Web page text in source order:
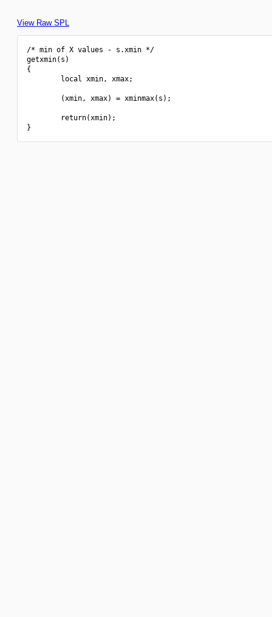
View Raw SPL
/* min of X values - s.xmin */
getxmin(s)
{
        local xmin, xmax;
        (xmin, xmax) = xminmax(s);
        return(xmin);